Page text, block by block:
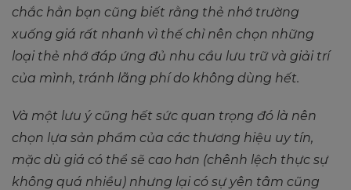
chắc hẳn bạn cũng biết rằng thẻ nhớ trường
xuống giá rất nhanh vì thế chỉ nên chọn những
loại thẻ nhớ đáp ứng đủ nhu cầu lưu trữ và giải trí
của mình, tránh lãng phí do không dùng hết.
Và một lưu ý cũng hết sức quan trọng đó là nên
chọn lựa sản phẩm của các thương hiệu uy tín,
mặc dù giá có thể sẽ cao hơn (chênh lệch thực sự
không quá nhiều) nhưng lại có sự yên tâm cũng